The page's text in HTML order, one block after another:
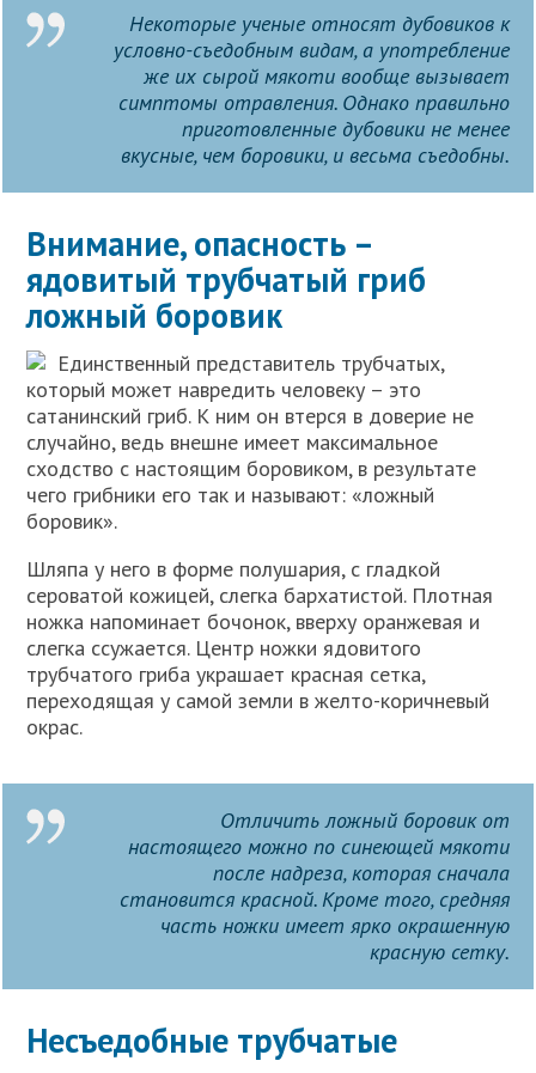
Некоторые ученые относят дубовиков к
условно-съедобным видам, а употребление
же их сырой мякоти вообще вызывает
симптомы отравления. Однако правильно
приготовленные дубовики не менее
вкусные, чем боровики, и весьма съедобны.
Внимание, опасность –
ядовитый трубчатый гриб
ложный боровик
Единственный представитель трубчатых,
который может навредить человеку – это
сатанинский гриб. К ним он втерся в доверие не
случайно, ведь внешне имеет максимальное
сходство с настоящим боровиком, в результате
чего грибники его так и называют: «ложный
боровик».
Шляпа у него в форме полушария, с гладкой
сероватой кожицей, слегка бархатистой. Плотная
ножка напоминает бочонок, вверху оранжевая и
слегка ссужается. Центр ножки ядовитого
трубчатого гриба украшает красная сетка,
переходящая у самой земли в желто-коричневый
окрас.
Отличить ложный боровик от
настоящего можно по синеющей мякоти
после надреза, которая сначала
становится красной. Кроме того, средняя
часть ножки имеет ярко окрашенную
красную сетку.
Несъедобные трубчатые